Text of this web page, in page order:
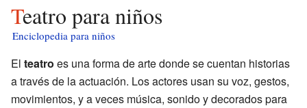
Teatro para niños
Enciclopedia para niños
El teatro es una forma de arte donde se cuentan historias
a través de la actuación. Los actores usan su voz, gestos,
movimientos, y a veces música, sonido y decorados para